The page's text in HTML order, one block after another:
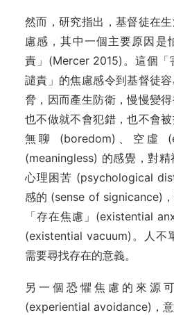
然而，研究指出，基督徒在
慮感，其中一個主要原因是
責」(Mercer 2015)。這個「
譴責」的焦慮感令到基督徒
脅，因而產生防衛，慢慢變
也不做就不會犯錯，也不會
無聊 (boredom)、空虛
(meaningless) 的感覺，對
心理困苦 (psychological
感的 (sense of signicance)
「存在焦慮」(existential
(existential vacuum)。人不
需要尋找存在的意義。
另一個恐懼焦慮的來源
(experiential avoidance)，